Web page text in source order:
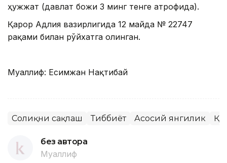
ҳужжат (давлат божи 3 минг тенге атрофида).
Қарор Адлия вазирлигида 12 майда № 22747
рақами билан рўйхатга олинган.
Муаллиф: Есимжан Нақтибай
Соғлиқни сақлаш Тиббиёт Асосий янгилик ҚР
без автора
Муаллиф